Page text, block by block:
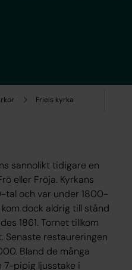
Friels kyrka
sannolikt tidigare en
eller Fröja. Kyrkans
tal och var under 1800-
dock aldrig till stånd
1861. Tornet tillkom
Senaste restaureringen
Bland de många
7-pipig ljusstake i